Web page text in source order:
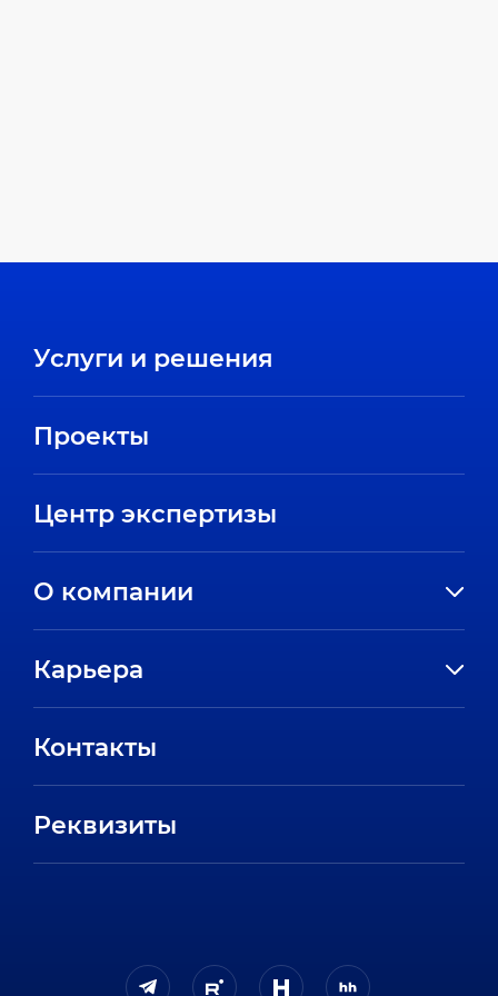
Услуги и решения
Проекты
Центр экспертизы
О компании
Направления
Карьера
Стажировки
Контакты
Реквизиты